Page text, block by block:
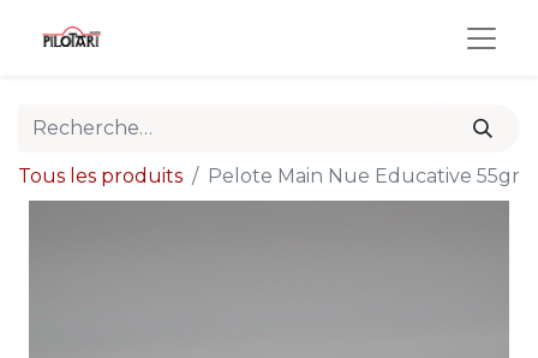
Tous les produits Pelote Main Nue Educative 55gr